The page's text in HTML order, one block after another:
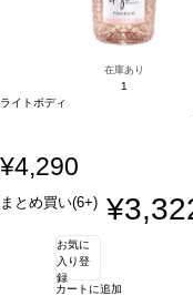
在庫あり
1
ライトボディ
¥4,290
まとめ買い(6+)
お気に
入り登
録
カートに追加